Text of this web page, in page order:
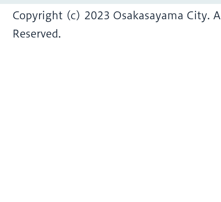
Copyright (c) 2023 Osakasayama City.
Reserved.